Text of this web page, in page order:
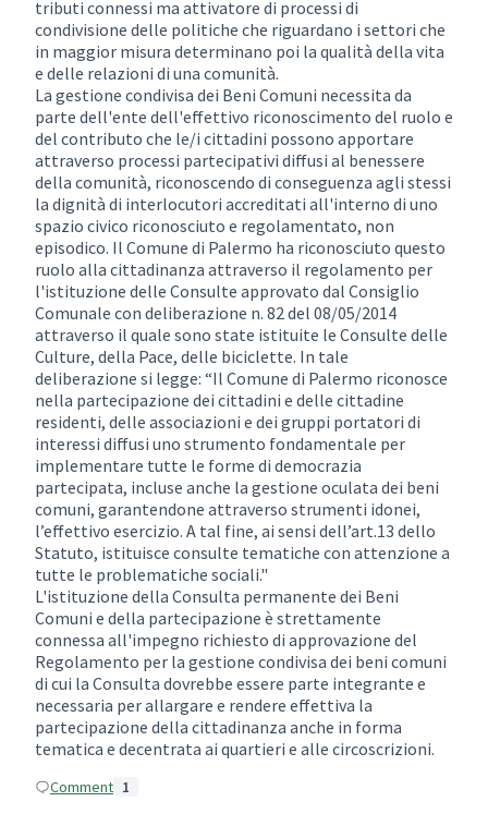
tributi connessi ma attivatore di processi di
condivisione delle politiche che riguardano i settori che
in maggior misura determinano poi la qualità della vita
e delle relazioni di una comunità.
La gestione condivisa dei Beni Comuni necessita da
parte dell'ente dell'effettivo riconoscimento del ruolo e
del contributo che le/i cittadini possono apportare
attraverso processi partecipativi diffusi al benessere
della comunità, riconoscendo di conseguenza agli stessi
la dignità di interlocutori accreditati all'interno di uno
spazio civico riconosciuto e regolamentato, non
episodico. Il Comune di Palermo ha riconosciuto questo
ruolo alla cittadinanza attraverso il regolamento per
l'istituzione delle Consulte approvato dal Consiglio
Comunale con deliberazione n. 82 del 08/05/2014
attraverso il quale sono state istituite le Consulte delle
Culture, della Pace, delle biciclette. In tale
deliberazione si legge: “Il Comune di Palermo riconosce
nella partecipazione dei cittadini e delle cittadine
residenti, delle associazioni e dei gruppi portatori di
interessi diffusi uno strumento fondamentale per
implementare tutte le forme di democrazia
partecipata, incluse anche la gestione oculata dei beni
comuni, garantendone attraverso strumenti idonei,
l’effettivo esercizio. A tal fine, ai sensi dell’art.13 dello
Statuto, istituisce consulte tematiche con attenzione a
tutte le problematiche sociali."
L'istituzione della Consulta permanente dei Beni
Comuni e della partecipazione è strettamente
connessa all'impegno richiesto di approvazione del
Regolamento per la gestione condivisa dei beni comuni
di cui la Consulta dovrebbe essere parte integrante e
necessaria per allargare e rendere effettiva la
partecipazione della cittadinanza anche in forma
tematica e decentrata ai quartieri e alle circoscrizioni.
Comment 1